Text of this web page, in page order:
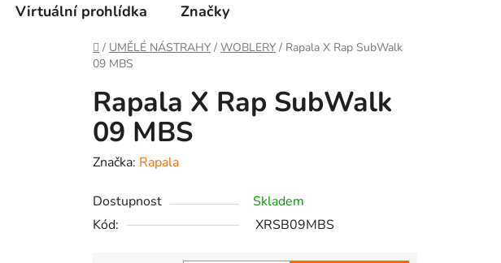
Virtuální prohlídka Značky
Domů
/ UMĚLÉ NÁSTRAHY / WOBLERY / Rapala X Rap SubWalk
09 MBS
Rapala X Rap SubWalk
09 MBS
Značka: Rapala
Dostupnost
Skladem
Kód:
XRSB09MBS